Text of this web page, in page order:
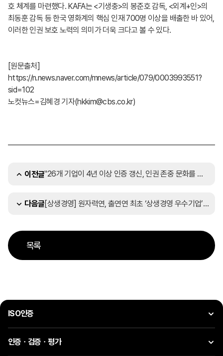
호 체계를 마련했다. KAFA는 <기생충>의 봉준호 감독, <외계+인>의
최동훈 감독 등 한국 영화계의 핵심 인재 700명 이상을 배출한 바 있어,
이러한 인권 보호 노력의 의미가 더욱 크다고 볼 수 있다.
[원문출처]
https://n.news.naver.com/mnews/article/079/0003993551?
sid=102
노컷뉴스=김혜경 기자(hkkim@cbs.co.kr)
이전글 "26개 기업이 4년 이상 인증 갱신, 인권 존중 문화를 선도"
다음글 [상생경영] 원자력연, 출연연 최초 ‘상생경영 우수기업’ 인증
목록
ISO인증
인증ㆍ검증ㆍ평가